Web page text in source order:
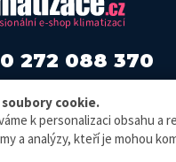
272 088 370
cookie.
k personalizaci obsahu a
a analýzy, kteří je mohou